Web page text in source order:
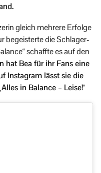
gleich mehrere Erfolge
begeisterte die Schlager-
schaffte es auf den
hat Bea für ihr Fans eine
Instagram lässt sie die
in Balance – Leise!“